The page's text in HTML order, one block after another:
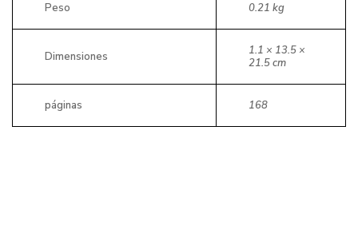
Peso 0.21 kg
Dimensiones
1.1 × 13.5 ×
21.5 cm
páginas 168